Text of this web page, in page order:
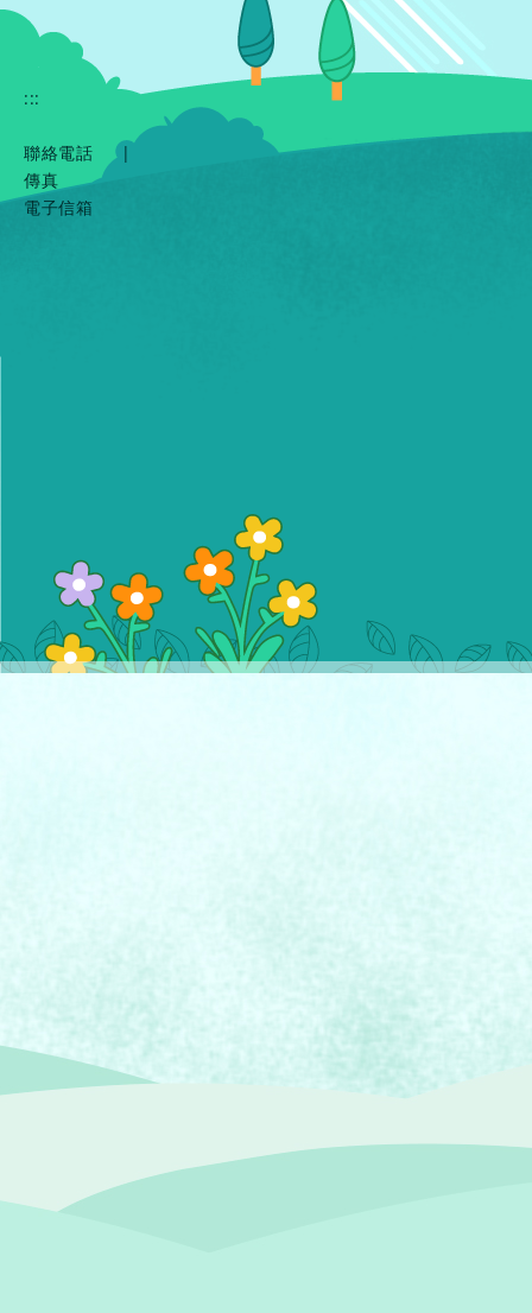
:::
聯絡電話
|
傳真
電子信箱